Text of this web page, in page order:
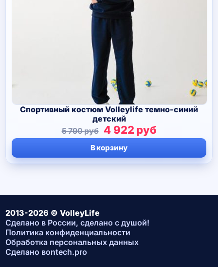
Спортивный костюм Volleylife темно-синий
детский
5 790руб Первоначальная
цена
составляла
5
4 922 рубТекущая
цена:
4
922 руб.
В корзину
2013-2026 © VolleyLife
Сделано в России, сделано с душой!
Политика конфиденциальности
Обработка персональных данных
Сделано вontech.pro